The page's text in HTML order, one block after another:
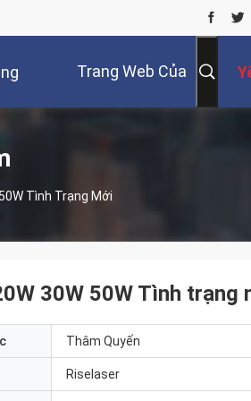
Trang Web Của
Tình Trạng Mới
30W 50W Tình trạng
Thâm Quyến
Riselaser